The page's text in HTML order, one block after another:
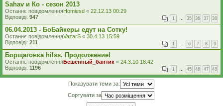
Sahav и Ко - сезон 2013
Останнє повідомленняHomiesd « 22.12.13 00:29
Відповіді: 947 1 … 35 36 37 38
06.04.2013 - БоБайкеры едут на Сотку!
Останнє повідомленняVazarS « 30.4.13 15:59
Відповіді: 211 1 … 6 7 8 9
Борщаговка hilss. Продолжение!
Останнє повідомленняБешенный_бантик « 24.3.10 18:42
Відповіді: 1196 1 … 45 46 47 48
Показувати теми за:
Сортувати за